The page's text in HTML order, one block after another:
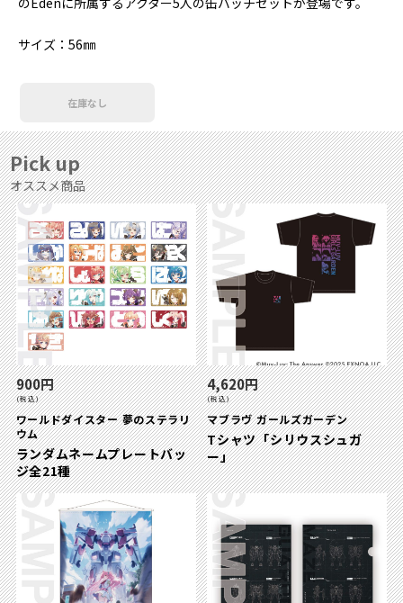
サイズ：56㎜
在庫なし
Pick up
オススメ商品
900円
(税込)
ワールドダイスター 夢のステラリ
ウム
ランダムネームプレートバッ
ジ全21種
4,620円
(税込)
マブラヴ ガールズガーデン
Tシャツ「シリウスシュガ
ー」